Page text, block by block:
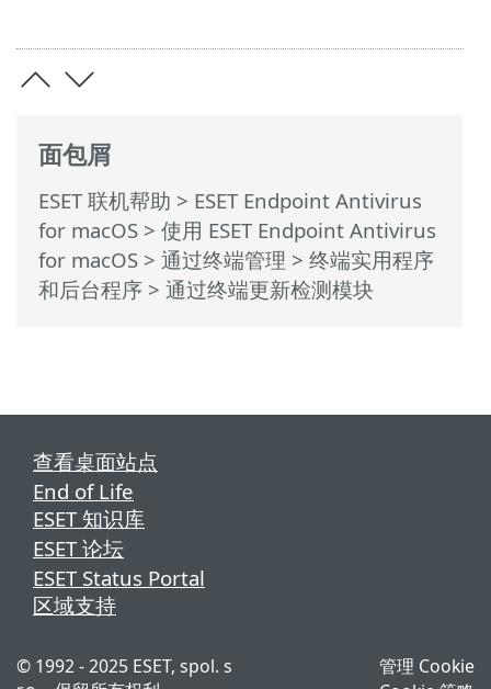
面包屑
ESET 联机帮助 > ESET Endpoint Antivirus
for macOS > 使用 ESET Endpoint Antivirus
for macOS > 通过终端管理 > 终端实用程序
和后台程序 > 通过终端更新检测模块
查看桌面站点
End of Life
ESET 知识库
ESET 论坛
ESET Status Portal
区域支持
© 1992 - 2025 ESET, spol. s
管理 Cookie